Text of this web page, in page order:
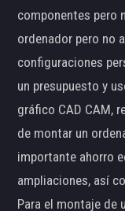
componentes pero
ordenador pero no
configuraciones
un presupuesto y
gráfico CAD CAM,
de montar un
importante ahorro
ampliaciones, así
Para el montaje de